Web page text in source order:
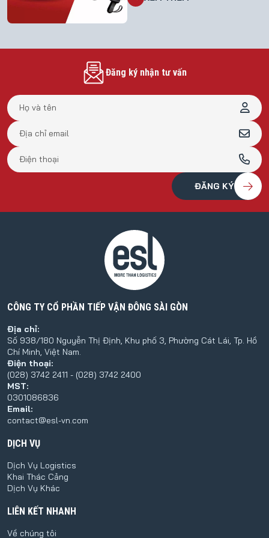
Đăng ký nhận tư vấn
CÔNG TY CỔ PHẦN TIẾP VẬN ĐÔNG SÀI GÒN
Địa chỉ:
Số 938/180 Nguyễn Thị Định, Khu phố 3, Phường Cát Lái, Tp. Hồ
Chí Minh, Việt Nam.
Điện thoại:
(028) 3742 2411 - (028) 3742 2400
MST:
0301086836
Email:
contact@esl-vn.com
DỊCH VỤ
Dịch Vụ Logistics
Khai Thác Cảng
Dịch Vụ Khác
LIÊN KẾT NHANH
Về chúng tôi